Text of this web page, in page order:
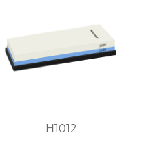
H1012